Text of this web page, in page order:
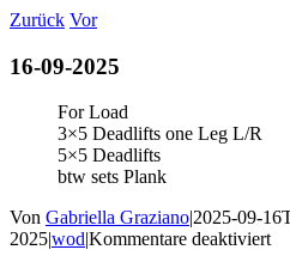
Zum
springen
Zurück Vor
16-09-2025
For Load
3×5 Deadlifts one Leg L/R
5×5 Deadlifts
btw sets Plank
Von Gabriella Graziano|2025-09-
2025|wod|Kommentare deaktiviertfür